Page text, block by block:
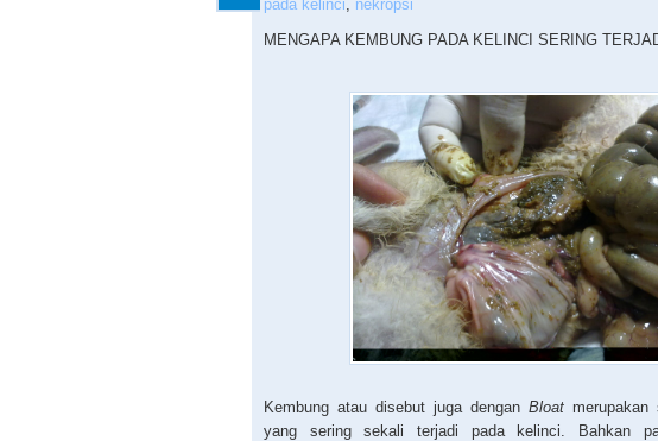
pada kelinci
nekropsi
MENGAPA KEMBUNG PADA KELINCI SERING
Kembung atau disebut juga dengan Bloat
yang sering sekali terjadi pada kelinci. Bahkan